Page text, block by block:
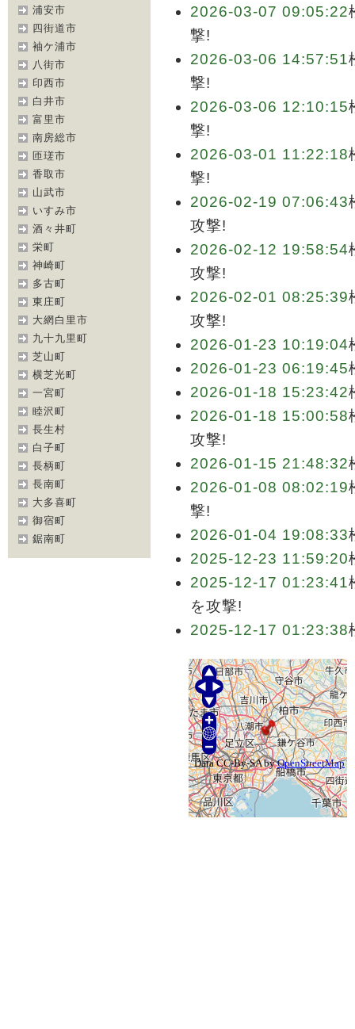
浦安市
四街道市
袖ケ浦市
八街市
印西市
白井市
富里市
南房総市
匝瑳市
香取市
山武市
いすみ市
酒々井町
栄町
神崎町
多古町
東庄町
大網白里市
九十九里町
芝山町
横芝光町
一宮町
睦沢町
長生村
白子町
長柄町
長南町
大多喜町
御宿町
鋸南町
2026-03-07 09:05:22
撃!
2026-03-06 14:57:51
撃!
2026-03-06 12:10:15
撃!
2026-03-01 11:22:18
撃!
2026-02-19 07:06:43
攻撃!
2026-02-12 19:58:54
攻撃!
2026-02-01 08:25:39
攻撃!
2026-01-23 10:19:04
2026-01-23 06:19:45
2026-01-18 15:23:42
2026-01-18 15:00:58
攻撃!
2026-01-15 21:48:32
2026-01-08 08:02:19
撃!
2026-01-04 19:08:33
2025-12-23 11:59:20
2025-12-17 01:23:41
を攻撃!
2025-12-17 01:23:38